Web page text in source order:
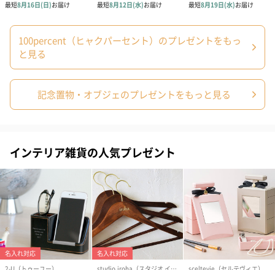
100percent（ヒャクパーセント）のプレゼントをもっ
と見る
記念置物・オブジェのプレゼントをもっと見る
インテリア雑貨の人気プレゼント